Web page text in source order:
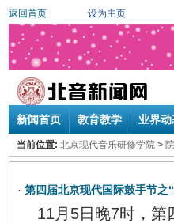
返回首页 设为主页
新闻首页 教育教学 业界动
当前位置: 北京现代音乐研修学院 >
· 第四届北京现代国际鼓手节
11月5日晚7时，第